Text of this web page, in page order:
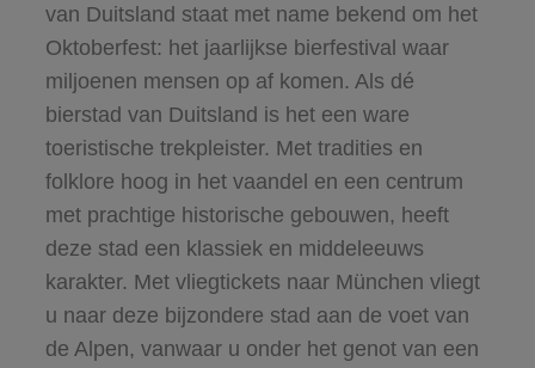
van Duitsland staat met name bekend om het
Oktoberfest: het jaarlijkse bierfestival waar
miljoenen mensen op af komen. Als dé
bierstad van Duitsland is het een ware
toeristische trekpleister. Met tradities en
folklore hoog in het vaandel en een centrum
met prachtige historische gebouwen, heeft
deze stad een klassiek en middeleeuws
karakter. Met vliegtickets naar München vliegt
u naar deze bijzondere stad aan de voet van
de Alpen, vanwaar u onder het genot van een